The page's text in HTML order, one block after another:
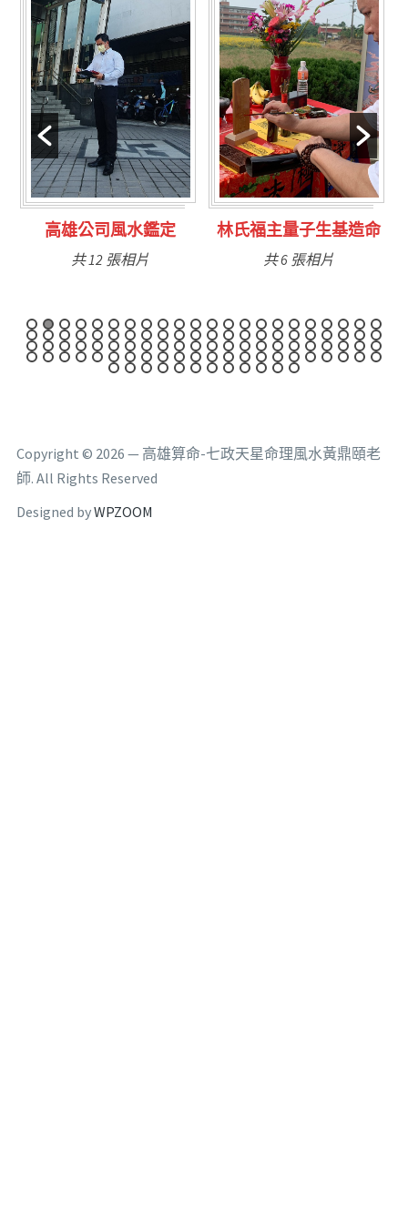
林氏福主量子生基造命
共 6 張相片
台南永康風水鑑定
共 9 張相片
Copyright © 2026 — 高雄算命-七政天星命理風水黃鼎頤老
師. All Rights Reserved
Designed byWPZOOM